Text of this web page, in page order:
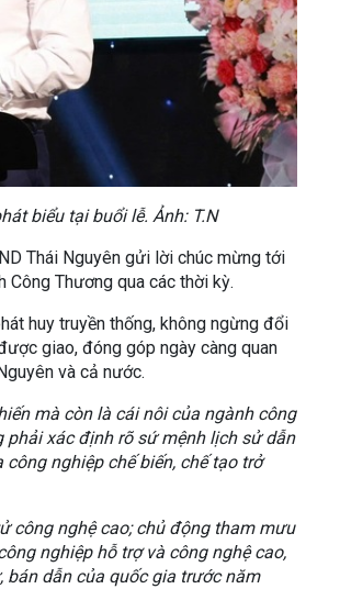
biểu tại buổi lễ. Ảnh: T.N
Thái Nguyên gửi lời chúc mừng tới
Công Thương qua các thời kỳ.
huy truyền thống, không ngừng đổi
giao, đóng góp ngày càng quan
và cả nước.
mà còn là cái nôi của ngành công
phải xác định rõ sứ mệnh lịch sử dẫn
nghiệp chế biến, chế tạo trở
công nghệ cao; chủ động tham mưu
nghiệp hỗ trợ và công nghệ cao,
dẫn của quốc gia trước năm